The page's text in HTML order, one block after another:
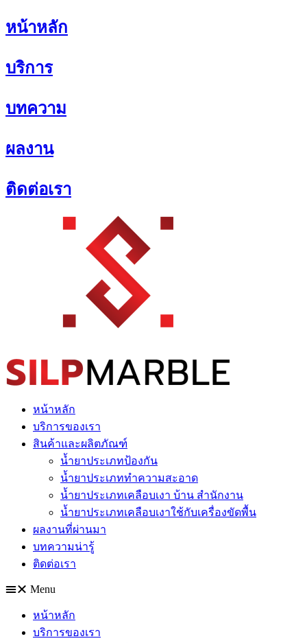
Skip
to
หน้าหลัก
บริการ
บทความ
ผลงาน
ติดต่อเรา
หน้าหลัก
บริการของเรา
สินค้าและผลิตภัณฑ์
น้ำยาประเภทป้องกัน
น้ำยาประเภททำความสะอาด
น้ำยาประเภทเคลือบเงา บ้าน สำนักงาน
น้ำยาประเภทเคลือบเงาใช้กับเครื่องขัดพื้น
ผลงานที่ผ่านมา
บทความน่ารู้
ติดต่อเรา
Menu
หน้าหลัก
บริการของเรา